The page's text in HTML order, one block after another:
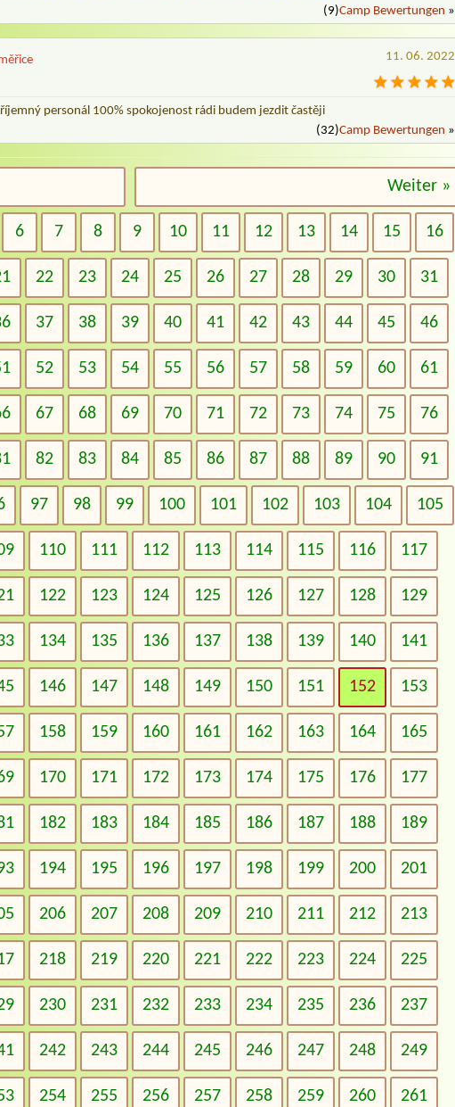
(9)Camp Bewertungen »
11. 06. 2022
personál 100% spokojenost rádi budem jezdit častěji
(32)Camp Bewertungen »
Weiter »
6 7 8 9 10 11 12 13 14 15 16
22 23 24 25 26 27 28 29 30 31
37 38 39 40 41 42 43 44 45 46
52 53 54 55 56 57 58 59 60 61
67 68 69 70 71 72 73 74 75 76
82 83 84 85 86 87 88 89 90 91
97 98 99 100 101 102 103 104 105
110 111 112 113 114 115 116 117
122 123 124 125 126 127 128 129
134 135 136 137 138 139 140 141
146 147 148 149 150 151 152 153
158 159 160 161 162 163 164 165
170 171 172 173 174 175 176 177
182 183 184 185 186 187 188 189
194 195 196 197 198 199 200 201
206 207 208 209 210 211 212 213
218 219 220 221 222 223 224 225
230 231 232 233 234 235 236 237
242 243 244 245 246 247 248 249
254 255 256 257 258 259 260 261